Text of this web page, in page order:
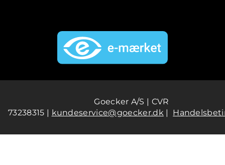
Goecker A/S | CVR
73238315 | kundeservice@goecker.dk|